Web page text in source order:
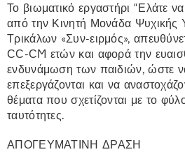
Το βιωματικό εργαστήρι “Ελάτε
από την Κινητή Μονάδα Ψυχικής
Τρικάλων «Συν-ειρμός»,
ϹϹ-ϹϺ ετών και αφορά την
ενδυνάμωση των παιδιών, ώστε
επεξεργάζονται και να
θέματα που σχετίζονται με το
ταυτότητες.
ΑΠΟΓΕΥΜΑΤΙΝΗ ΔΡΑΣΗ